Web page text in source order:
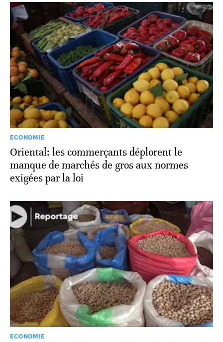
ECONOMIE
Oriental: les commerçants déplorent le
manque de marchés de gros aux normes
exigées par la loi
ECONOMIE